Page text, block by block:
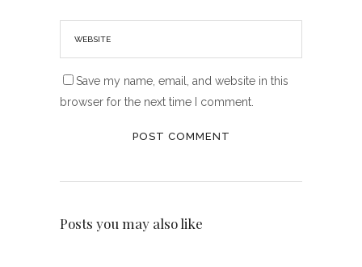
Save my name, email, and website in this
browser for the next time I comment.
Posts you may also like